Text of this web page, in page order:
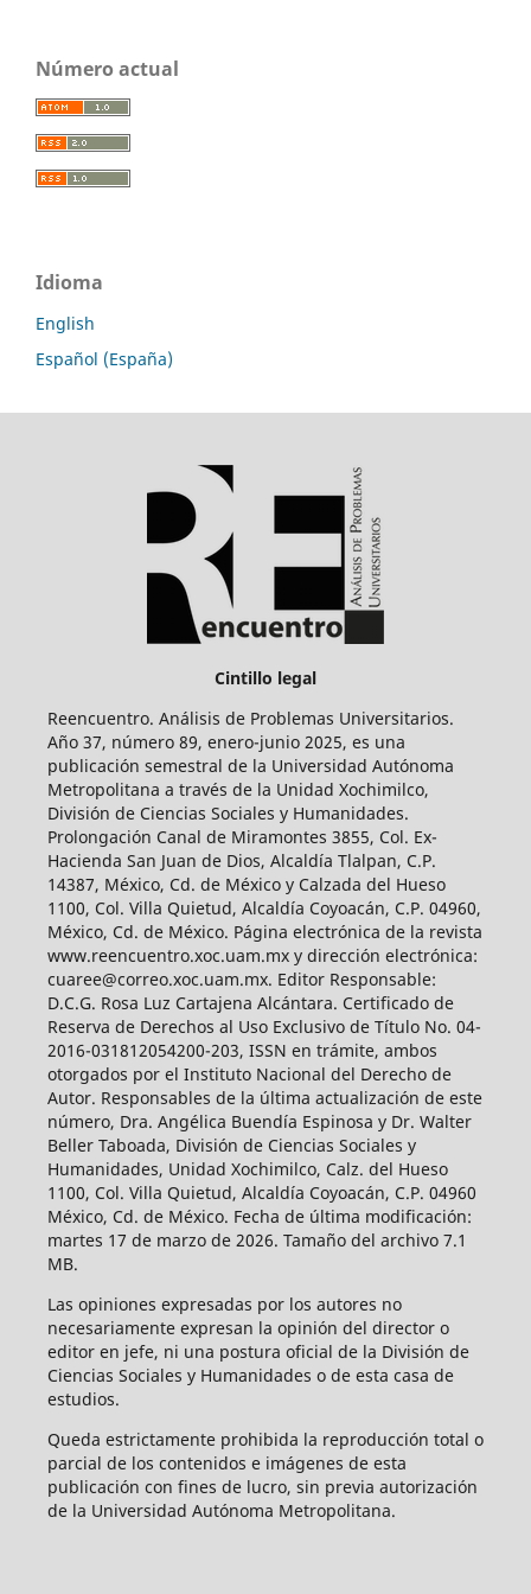
Número actual
Idioma
English
Español (España)
Cintillo legal
Reencuentro. Análisis de Problemas Universitarios.
Año 37, número 89, enero-junio 2025, es una
publicación semestral de la Universidad Autónoma
Metropolitana a través de la Unidad Xochimilco,
División de Ciencias Sociales y Humanidades.
Prolongación Canal de Miramontes 3855, Col. Ex-
Hacienda San Juan de Dios, Alcaldía Tlalpan, C.P.
14387, México, Cd. de México y Calzada del Hueso
1100, Col. Villa Quietud, Alcaldía Coyoacán, C.P. 04960,
México, Cd. de México. Página electrónica de la revista
www.reencuentro.xoc.uam.mx y dirección electrónica:
cuaree@correo.xoc.uam.mx. Editor Responsable:
D.C.G. Rosa Luz Cartajena Alcántara. Certificado de
Reserva de Derechos al Uso Exclusivo de Título No. 04-
2016-031812054200-203, ISSN en trámite, ambos
otorgados por el Instituto Nacional del Derecho de
Autor. Responsables de la última actualización de este
número, Dra. Angélica Buendía Espinosa y Dr. Walter
Beller Taboada, División de Ciencias Sociales y
Humanidades, Unidad Xochimilco, Calz. del Hueso
1100, Col. Villa Quietud, Alcaldía Coyoacán, C.P. 04960
México, Cd. de México. Fecha de última modificación:
martes 17 de marzo de 2026. Tamaño del archivo 7.1
MB.
Las opiniones expresadas por los autores no
necesariamente expresan la opinión del director o
editor en jefe, ni una postura oficial de la División de
Ciencias Sociales y Humanidades o de esta casa de
estudios.
Queda estrictamente prohibida la reproducción total o
parcial de los contenidos e imágenes de esta
publicación con fines de lucro, sin previa autorización
de la Universidad Autónoma Metropolitana.